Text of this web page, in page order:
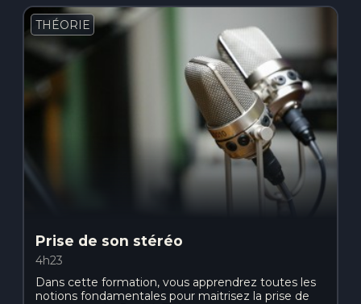
THÉORIE
Prise de son stéréo
4h23
Dans cette formation, vous apprendrez toutes les
notions fondamentales pour maitrisez la prise de